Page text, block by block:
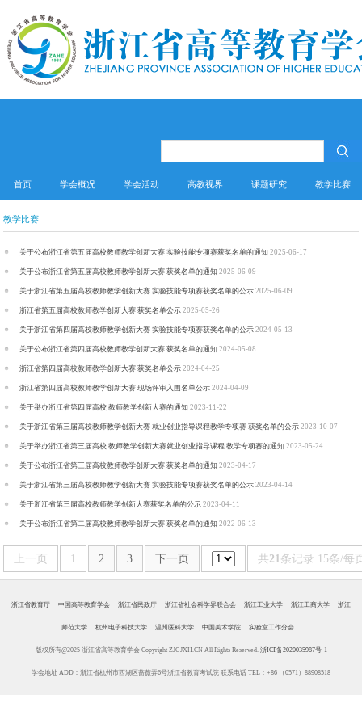
首页 学会概况 学会活动 高教视界 课题研究 教学比赛
教学比赛
关于公布浙江省第五届高校教师教学创新大赛 实验技能专项赛获奖名单的通知 2025-06-17
关于公布浙江省第五届高校教师教学创新大赛 获奖名单的通知 2025-06-09
关于浙江省第五届高校教师教学创新大赛 实验技能专项赛获奖名单的公示 2025-06-09
浙江省第五届高校教师教学创新大赛 获奖名单公示 2025-05-26
关于浙江省第四届高校教师教学创新大赛 实验技能专项赛获奖名单的公示 2024-05-13
关于公布浙江省第四届高校教师教学创新大赛 获奖名单的通知 2024-05-08
浙江省第四届高校教师教学创新大赛 获奖名单公示 2024-04-25
浙江省第四届高校教师教学创新大赛 现场评审入围名单公示 2024-04-09
关于举办浙江省第四届高校 教师教学创新大赛的通知 2023-11-22
关于浙江省第三届高校教师教学创新大赛 就业创业指导课程教学专项赛 获奖名单的公示 2023-10-07
关于举办浙江省第三届高校 教师教学创新大赛就业创业指导课程 教学专项赛的通知 2023-05-24
关于公布浙江省第三届高校教师教学创新大赛 获奖名单的通知 2023-04-17
关于浙江省第三届高校教师教学创新大赛 实验技能专项赛获奖名单的公示 2023-04-14
关于浙江省第三届高校教师教学创新大赛获奖名单的公示 2023-04-11
关于公布浙江省第二届高校教师教学创新大赛 获奖名单的通知 2022-06-13
上一页 1 2 3 下一页 共21条记录 15条/每
浙江省教育厅 中国高等教育学会 浙江省民政厅 浙江省社会科学界联合会 浙江工业大学 浙江工商大学 浙江
师范大学 杭州电子科技大学 温州医科大学 中国美术学院 实验室工作分会
版权所有@2025 浙江省高等教育学会 Copyright ZJGJXH.CN All Rights Reserved. 浙ICP备2020035987号-1
学会地址 ADD：浙江省杭州市西湖区蔷薇弄6号浙江省教育考试院 联系电话 TEL：+86 （0571）88908518